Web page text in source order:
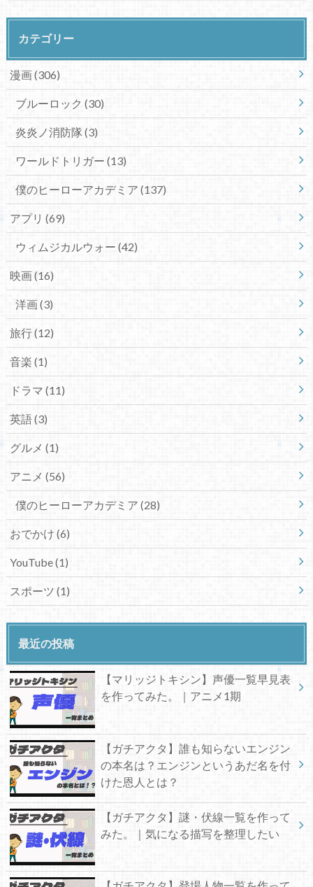
カテゴリー
漫画(306)
ブルーロック (30)
炎炎ノ消防隊 (3)
ワールドトリガー (13)
僕のヒーローアカデミア (137)
アプリ (69)
ウィムジカルウォー (42)
映画(16)
洋画(3)
旅行(12)
音楽 (1)
ドラマ (11)
英語(3)
グルメ (1)
アニメ (56)
僕のヒーローアカデミア (28)
おでかけ (6)
YouTube(1)
スポーツ (1)
最近の投稿
【マリッジトキシン】声優一覧早見表
を作ってみた。｜アニメ1期
【ガチアクタ】誰も知らないエンジン
の本名は？エンジンというあだ名を付
けた恩人とは？
【ガチアクタ】謎・伏線一覧を作って
みた。｜気になる描写を整理したい